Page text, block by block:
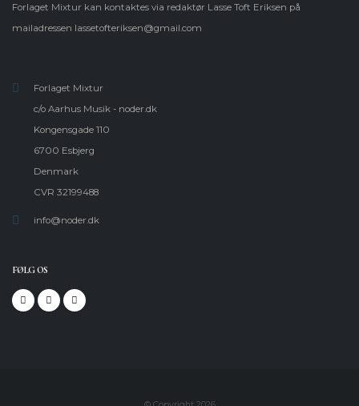
Forlaget Mixtur kan kontaktes via redaktør Lasse Toft Eriksen på
mailadressen lassetofteriksen@gmail.com
Forlaget Mixtur
c/o Aarhus Musik - noder.dk
Kongensgade 110
6700 Esbjerg
Denmark
CVR 32199488
info@noder.dk
FØLG OS